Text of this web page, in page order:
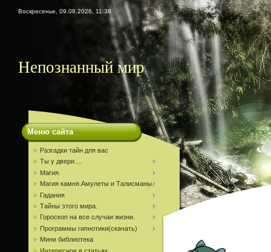
Воскресенье, 09.08.2026, 11:38
Непознанный мир
Меню сайта
Разгадки тайн для вас
Ты у двери....
Магия.
Магия камня.Амулеты и Талисманы.
Гадания
Тайны этого мира.
Гороскоп на все случаи жизни.
Программы гипнотики(скачать)
Мини библиотека
Интересное в статьях